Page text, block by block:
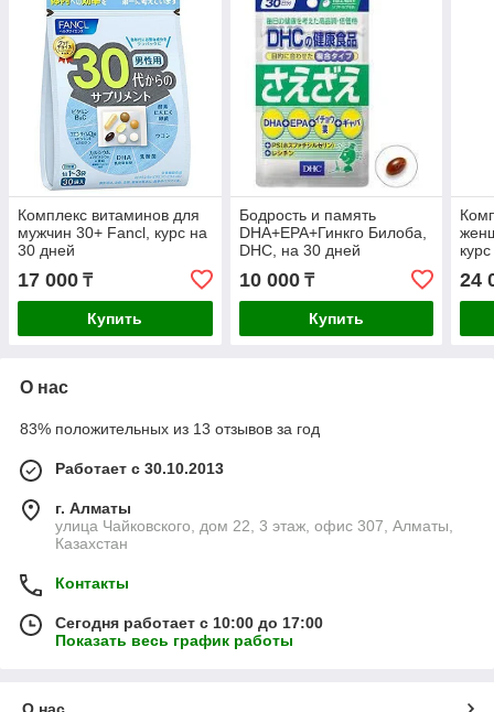
Комплекс витаминов для
мужчин 30+ Fancl, курс на
30 дней
17 000 ₸
Купить
Бодрость и память
DHA+EPA+Гинкго Билоба,
DHC, на 30 дней
10 000₸
Купить
24
О нас
83% положительных из 13 отзывов за год
Работает с 30.10.2013
г. Алматы
улица Чайковского, дом 22, 3 этаж, офис 307, Алматы,
Казахстан
Контакты
Сегодня работает с 10:00 до 17:00
Показать весь график работы